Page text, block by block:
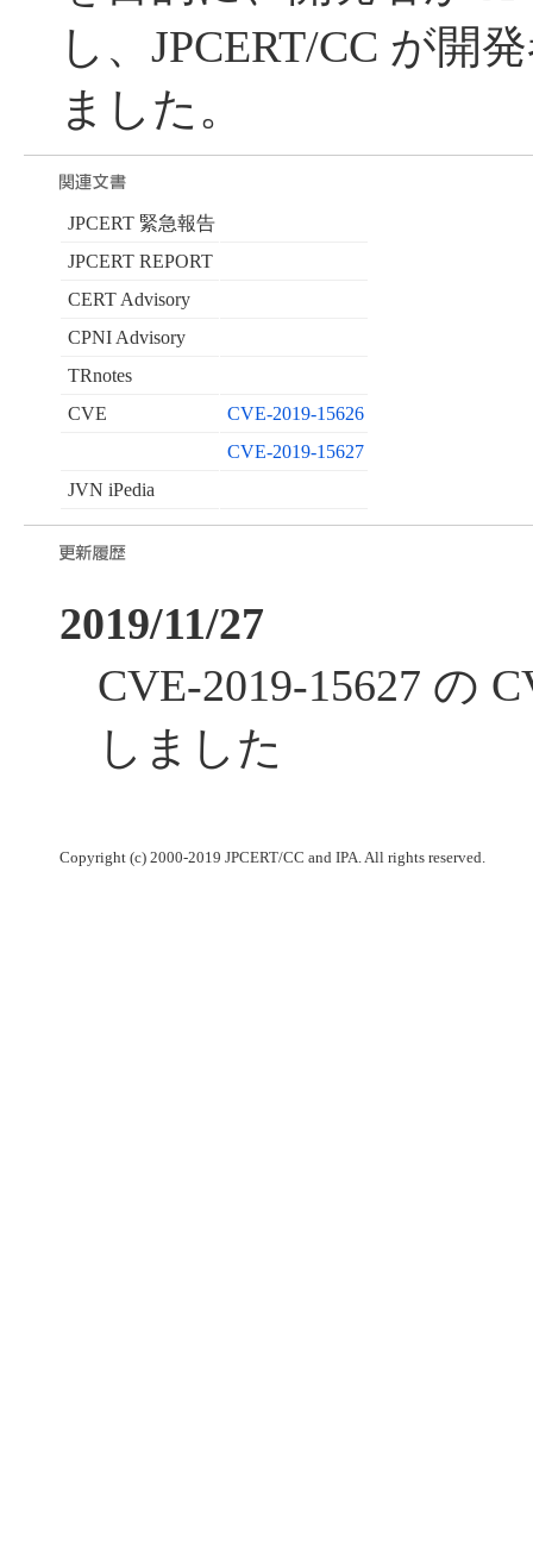
し、JPCERT/CC が開
ました。
JPCERT 緊急報告
JPCERT REPORT
CERT Advisory
CPNI Advisory
TRnotes
CVE
CVE-2019-15626
CVE-2019-15627
JVN iPedia
2019/11/27
CVE-2019-15627 の
しました
Copyright (c) 2000-2019 JPCERT/CC and IPA. All rights reserved.